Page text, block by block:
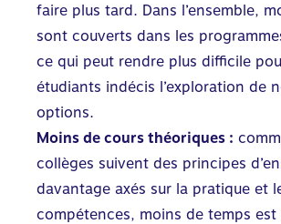
faire plus tard. Dans l’ensemble,
sont couverts dans les
ce qui peut rendre plus difficile
étudiants indécis l’exploration de
options.
Moins de cours théoriques :
collèges suivent des principes
davantage axés sur la pratique et
compétences, moins de temps est